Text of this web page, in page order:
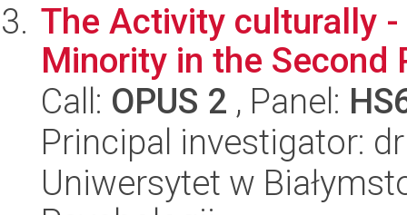
The Activity culturally
Minority in the Second
Call: OPUS 2 , Panel:
Principal investigator:
Uniwersytet w